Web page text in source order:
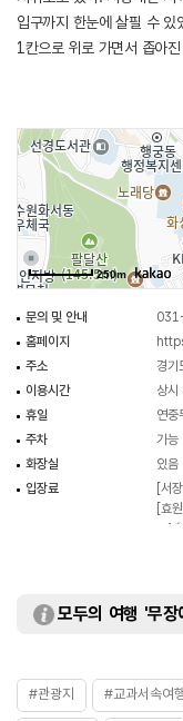
입구까지 한눈에 살필 수
1칸으로 위로 가면서 좁아
지휘하고, 위층은 군사가
위층 처마 밑에 걸린 화성장
1795년 성조식이 끝난 뒤
기쁜 마음을 시로 표현했다
현판이 걸려 있다.
효원의 종은 1991년 11월
12.5톤의 종이다. 팔달산
은행나무, 철쭉, 비둘기 등
새겨져 있다. 효원의 종은
만든 것이다. 효원의 종은
소원을 빈다. 첫 번째 타종
건강과 화목을 빌며, 세 번
효의 도시 수원이라는 상징
250m
문의 및 안내
홈페이지
주소
경기
이용시간
상시
휴일
연중
주차
가능
화장실
있음
입장료
[서
[효
- 1
모두의 여행 '무장
#관광지 #교과서속여